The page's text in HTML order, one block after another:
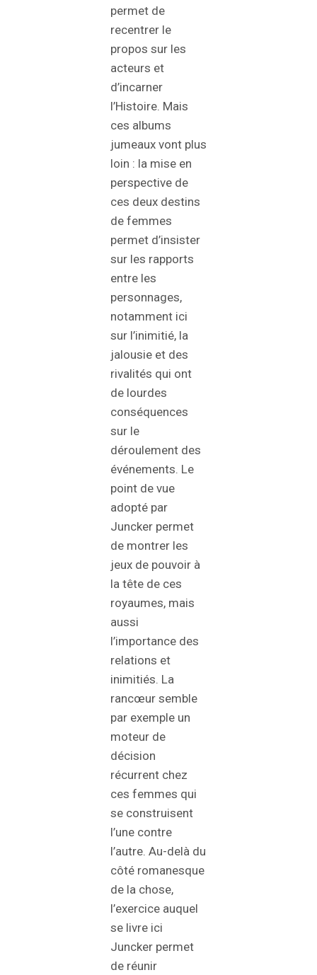
permet de
recentrer le
propos sur les
acteurs et
d’incarner
l’Histoire. Mais
ces albums
jumeaux vont plus
loin : la mise en
perspective de
ces deux destins
de femmes
permet d’insister
sur les rapports
entre les
personnages,
notamment ici
sur l’inimitié, la
jalousie et des
rivalités qui ont
de lourdes
conséquences
sur le
déroulement des
événements. Le
point de vue
adopté par
Juncker permet
de montrer les
jeux de pouvoir à
la tête de ces
royaumes, mais
aussi
l’importance des
relations et
inimitiés. La
rancœur semble
par exemple un
moteur de
décision
récurrent chez
ces femmes qui
se construisent
l’une contre
l’autre. Au-delà du
côté romanesque
de la chose,
l’exercice auquel
se livre ici
Juncker permet
de réunir